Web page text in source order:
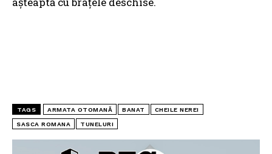
TAGS ARMATA OTOMANĂ BANAT CHEILE NEREI
SASCA ROMANA TUNELURI